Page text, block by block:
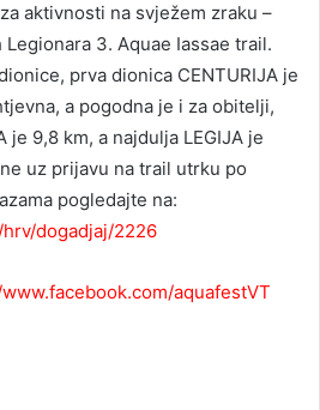
aktivnosti na svježem zraku –
3. Aquae Iassae trail.
prva dionica CENTURIJA je
a pogodna je i za obitelji,
je 9,8 km, a najdulja LEGIJA je
uz prijavu na trail utrku po
pogledajte na:
dogadjaj/2226
aquafestVT